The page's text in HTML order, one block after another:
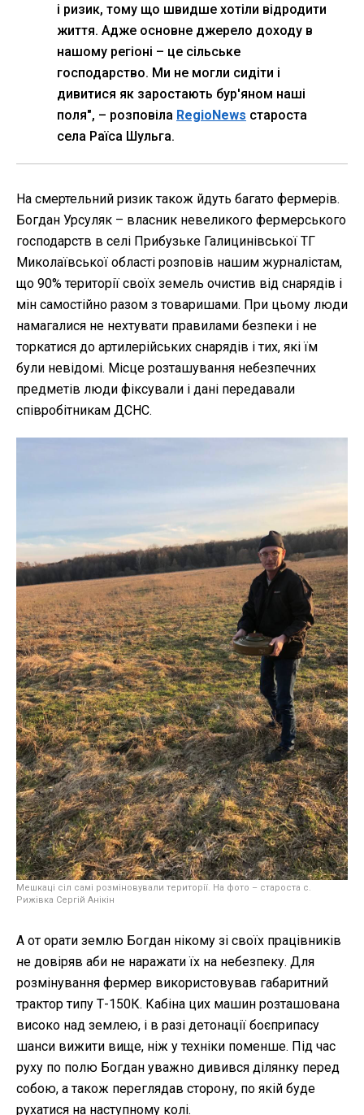
і ризик, тому що швидше хотіли відродити
життя. Адже основне джерело доходу в
нашому регіоні – це сільське
господарство. Ми не могли сидіти і
дивитися як заростають бур'яном наші
поля", – розповіла RegioNews староста
села Раїса Шульга.
На смертельний ризик також йдуть багато фермерів.
Богдан Урсуляк – власник невеликого фермерського
господарств в селі Прибузьке Галицинівської ТГ
Миколаївської області розповів нашим журналістам,
що 90% території своїх земель очистив від снарядів і
мін самостійно разом з товаришами. При цьому люди
намагалися не нехтувати правилами безпеки і не
торкатися до артилерійських снарядів і тих, які їм
були невідомі. Місце розташування небезпечних
предметів люди фіксували і дані передавали
співробітникам ДСНС.
Мешкаці сіл самі розміновували території. На фото – староста с.
Рижівка Сергій Анікін
А от орати землю Богдан нікому зі своїх працівників
не довіряв аби не наражати їх на небезпеку. Для
розмінування фермер використовував габаритний
трактор типу Т-150К. Кабіна цих машин розташована
високо над землею, і в разі детонації боєприпасу
шанси вижити вище, ніж у техніки поменше. Під час
руху по полю Богдан уважно дивився ділянку перед
собою, а також переглядав сторону, по якій буде
рухатися на наступному колі.